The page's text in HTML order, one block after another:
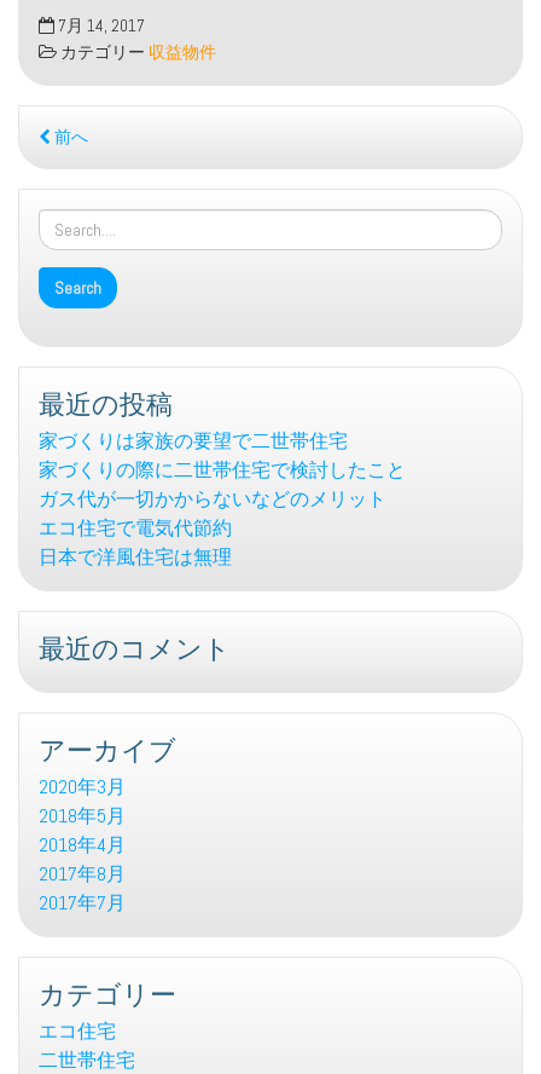
7月 14, 2017
カテゴリー 収益物件
前へ
最近の投稿
家づくりは家族の要望で二世帯住宅
家づくりの際に二世帯住宅で検討したこと
ガス代が一切かからないなどのメリット
エコ住宅で電気代節約
日本で洋風住宅は無理
最近のコメント
アーカイブ
2020年3月
2018年5月
2018年4月
2017年8月
2017年7月
カテゴリー
エコ住宅
二世帯住宅